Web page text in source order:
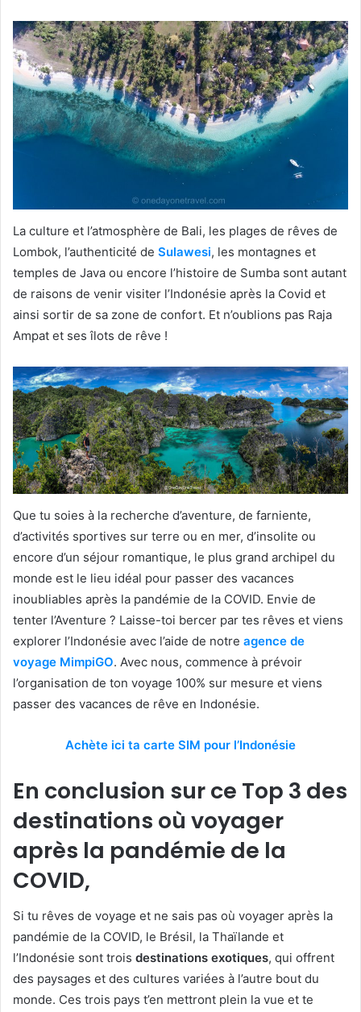
La culture et l’atmosphère de Bali, les plages de rêves de
Lombok, l’authenticité de Sulawesi, les montagnes et
temples de Java ou encore l’histoire de Sumba sont autant
de raisons de venir visiter l’Indonésie après la Covid et
ainsi sortir de sa zone de confort. Et n’oublions pas Raja
Ampat et ses îlots de rêve !
Que tu soies à la recherche d’aventure, de farniente,
d’activités sportives sur terre ou en mer, d’insolite ou
encore d’un séjour romantique, le plus grand archipel du
monde est le lieu idéal pour passer des vacances
inoubliables après la pandémie de la COVID. Envie de
tenter l’Aventure ? Laisse-toi bercer par tes rêves et viens
explorer l’Indonésie avec l’aide de notre agence de
voyage MimpiGO. Avec nous, commence à prévoir
l’organisation de ton voyage 100% sur mesure et viens
passer des vacances de rêve en Indonésie.
Achète ici ta carte SIM pour l’Indonésie
En conclusion sur ce Top 3 des
destinations où voyager
après la pandémie de la
COVID,
Si tu rêves de voyage et ne sais pas où voyager après la
pandémie de la COVID, le Brésil, la Thaïlande et
l’Indonésie sont trois destinations exotiques, qui offrent
des paysages et des cultures variées à l’autre bout du
monde. Ces trois pays t’en mettront plein la vue et te